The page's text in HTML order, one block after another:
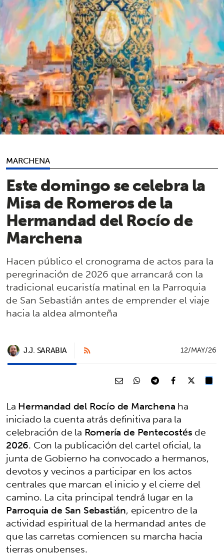
MARCHENA
Este domingo se celebra la
Misa de Romeros de la
Hermandad del Rocío de
Marchena
Hacen público el cronograma de actos para la
peregrinación de 2026 que arrancará con la
tradicional eucaristía matinal en la Parroquia
de San Sebastián antes de emprender el viaje
hacia la aldea almonteña
J.J. SARABIA 12/MAY/26
LaHermandad del Rocío de Marchenaha
iniciado la cuenta atrás definitiva para la
celebración de la Romería de Pentecostésde
2026. Con la publicación del cartel oficial, la
junta de Gobierno ha convocado a hermanos,
devotos y vecinos a participar en los actos
centrales que marcan el inicio y el cierre del
camino. La cita principal tendrá lugar en la
Parroquia de San Sebastián, epicentro de la
actividad espiritual de la hermandad antes de
que las carretas comiencen su marcha hacia
tierras onubenses.